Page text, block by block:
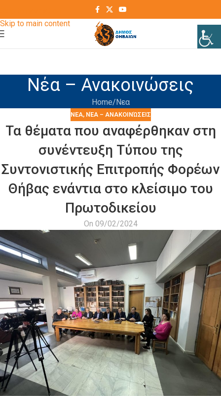
Skip to main content
Νέα – Ανακοινώσεις
Home Νεα
ΝΕΑ, ΝΈΑ – ΑΝΑΚΟΙΝΏΣΕΙΣ
Τα θέματα που αναφέρθηκαν στη
συνέντευξη Τύπου της
Συντονιστικής Επιτροπής Φορέων
Θήβας ενάντια στο κλείσιμο του
Πρωτοδικείου
On 09/02/2024